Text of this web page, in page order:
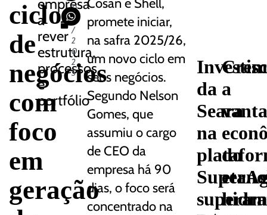
ciclo
de
negócios
com
foco
em
geração
empresa
a
rever
estrutura,
processos
e
portfólio
0
2
/
2
0
2
5
Cosan e Shell,
promete iniciar,
na safra 2025/26,
um novo ciclo em
seus negócios.
Segundo Nelson
Gomes, que
assumiu o cargo
de CEO da
empresa há 90
dias, o foco será
concentrado na
da
Seara
na
a
do